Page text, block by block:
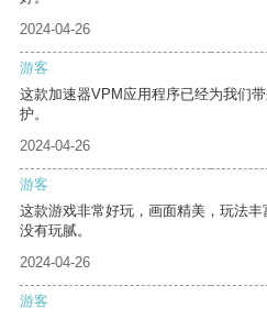
2024-04-26
游客
这款加速器VPM应用程序已经为我们
护。
2024-04-26
游客
这款游戏非常好玩，画面精美，玩法
没有玩腻。
2024-04-26
游客